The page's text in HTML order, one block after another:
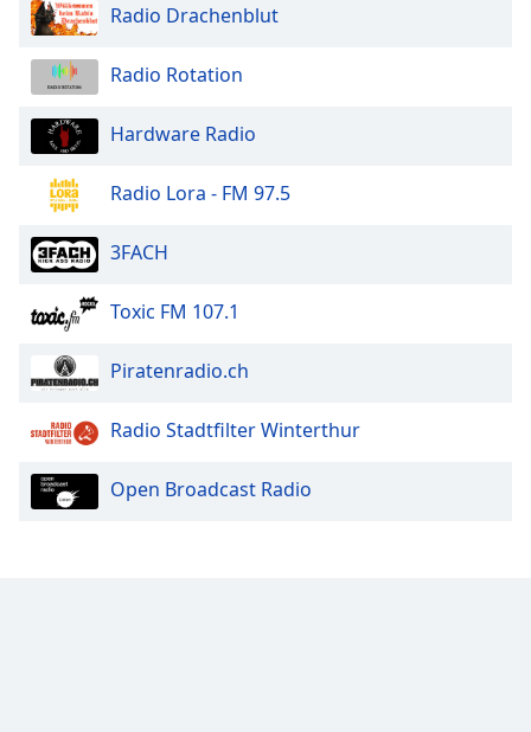
Radio Drachenblut
Radio Rotation
Hardware Radio
Radio Lora - FM 97.5
3FACH
Toxic FM 107.1
Piratenradio.ch
Radio Stadtfilter Winterthur
Open Broadcast Radio